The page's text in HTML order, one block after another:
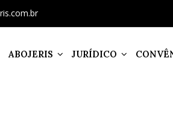
ABOJERIS JURÍDICO